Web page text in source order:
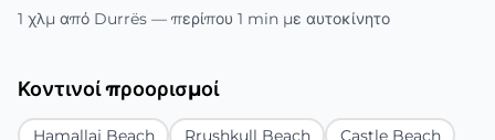
1 χλμ από Durrës — περίπου 1 min με αυτοκίνητο
Κοντινοί προορισμοί
Hamallaj Beach Rrushkull Beach
Castle Beach